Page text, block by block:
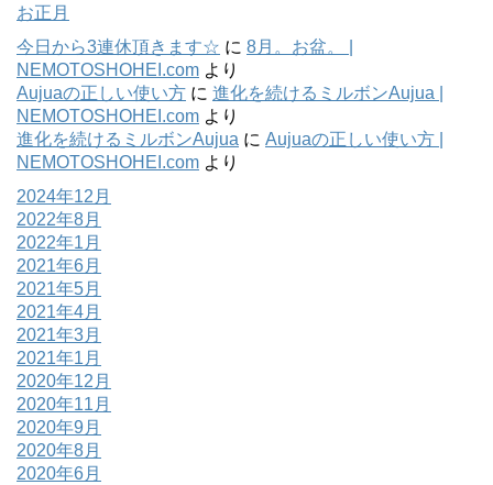
お正月
今日から3連休頂きます☆ に 8月。お盆。 |
NEMOTOSHOHEI.com より
Aujuaの正しい使い方 に 進化を続けるミルボンAujua |
NEMOTOSHOHEI.com より
進化を続けるミルボンAujua に Aujuaの正しい使い方 |
NEMOTOSHOHEI.com より
2024年12月
2022年8月
2022年1月
2021年6月
2021年5月
2021年4月
2021年3月
2021年1月
2020年12月
2020年11月
2020年9月
2020年8月
2020年6月